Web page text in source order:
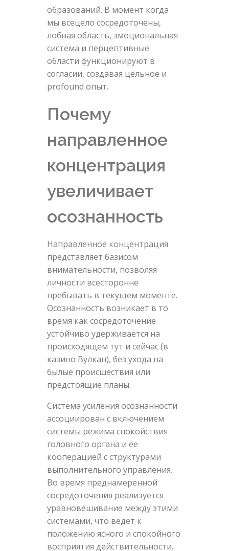
образований. В момент когда
мы всецело сосредоточены,
лобная область, эмоциональная
система и перцептивные
области функционируют в
согласии, создавая цельное и
profound опыт.
Почему
направленное
концентрация
увеличивает
осознанность
Направленное концентрация
представляет базисом
внимательности, позволяя
личности всесторонне
пребывать в текущем моменте.
Осознанность возникает в то
время как сосредоточение
устойчиво удерживается на
происходящем тут и сейчас (в
казино Вулкан), без ухода на
былые происшествия или
предстоящие планы.
Система усиления осознанности
ассоциирован с включением
системы режима спокойствия
головного органа и ее
кооперацией с структурами
выполнительного управления.
Во время преднамеренной
сосредоточения реализуется
уравновешивание между этими
системами, что ведет к
положению ясного и спокойного
восприятия действительности.